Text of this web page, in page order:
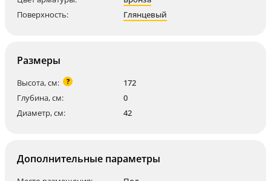
Поверхность:
Глянцевый
Размеры
Высота, см: ?
172
Глубина, см:
0
Диаметр, см:
42
Дополнительные параметры